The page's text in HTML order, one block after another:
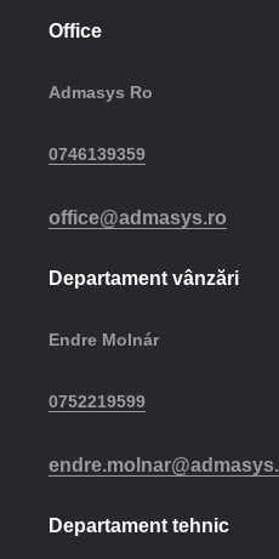
Office
Admasys Ro
0746139359
office@admasys.ro
Departament vânzări
Endre Molnár
0752219599
Departament tehnic